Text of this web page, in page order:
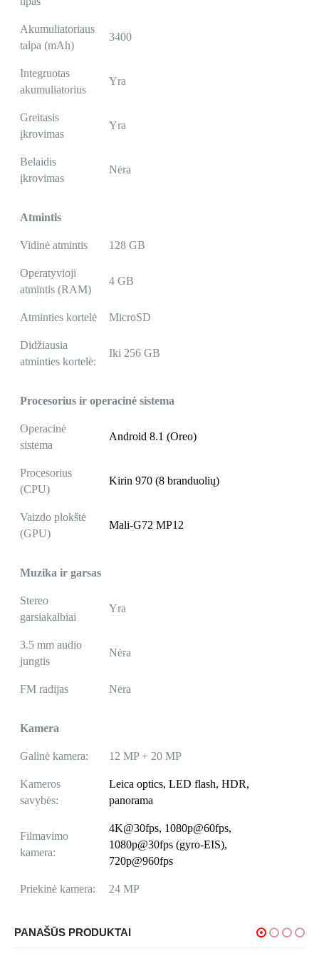
Akumuliatoriaus
talpa (mAh)
3400
Integruotas
akumuliatorius
Yra
Greitasis
įkrovimas
Yra
Belaidis
įkrovimas
Nėra
Atmintis
Vidinė atmintis 128 GB
Operatyvioji
atmintis (RAM)
4 GB
Atminties kortelė MicroSD
Didžiausia
atminties kortelė:
Iki 256 GB
Procesorius ir operacinė sistema
Operacinė
sistema
Android 8.1 (Oreo)
Procesorius
(CPU)
Kirin 970 (8 branduolių)
Vaizdo plokštė
(GPU)
Mali-G72 MP12
Muzika ir garsas
Stereo
garsiakalbiai
Yra
3.5 mm audio
jungtis
Nėra
FM radijas Nėra
Kamera
Galinė kamera: 12 MP + 20 MP
Kameros
savybės:
Leica optics, LED flash, HDR,
panorama
Filmavimo
kamera:
4K@30fps, 1080p@60fps,
1080p@30fps (gyro-EIS),
720p@960fps
Priekinė kamera: 24 MP
PANAŠŪS PRODUKTAI